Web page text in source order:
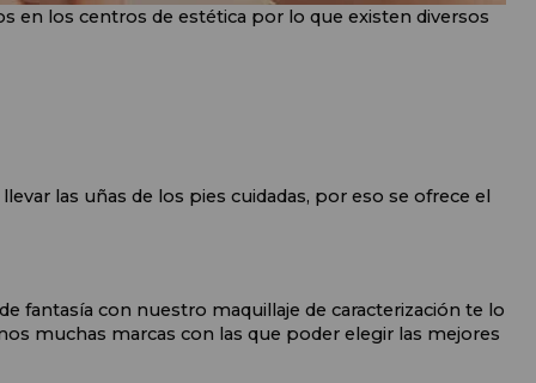
en los centros de estética por lo que existen diversos
las uñas de los pies cuidadas, por eso se ofrece el
fantasía con nuestro maquillaje de caracterización te lo
muchas marcas con las que poder elegir las mejores